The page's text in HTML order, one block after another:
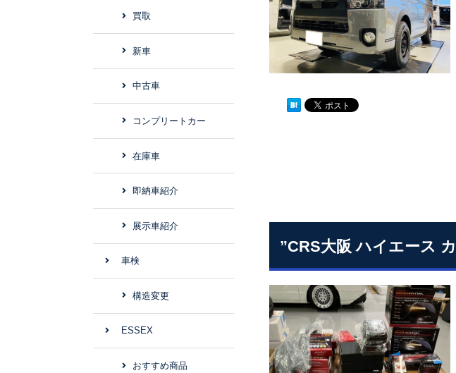
”CRS大阪 ハイエース
買取
新車
中古車
コンプリートカー
在庫車
即納車紹介
展示車紹介
車検
構造変更
ESSEX
おすすめ商品